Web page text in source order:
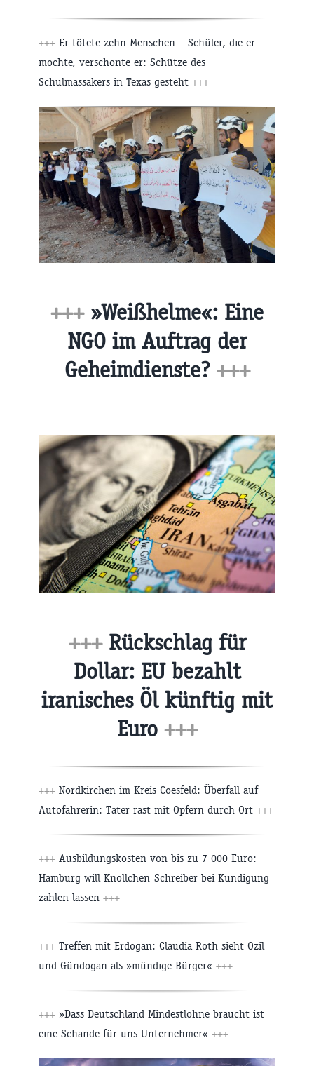
+++ Er tötete zehn Menschen – Schüler, die er
mochte, verschonte er: Schütze des
Schulmassakers in Texas gesteht +++
+++ »Weißhelme«: Eine
NGO im Auftrag der
Geheimdienste? +++
+++ Rückschlag für
Dollar: EU bezahlt
iranisches Öl künftig mit
Euro +++
+++ Nordkirchen im Kreis Coesfeld: Überfall auf
Autofahrerin: Täter rast mit Opfern durch Ort +++
+++ Ausbildungskosten von bis zu 7 000 Euro:
Hamburg will Knöllchen-Schreiber bei Kündigung
zahlen lassen +++
+++ Treffen mit Erdogan: Claudia Roth sieht Özil
und Gündogan als »mündige Bürger« +++
+++ »Dass Deutschland Mindestlöhne braucht ist
eine Schande für uns Unternehmer« +++